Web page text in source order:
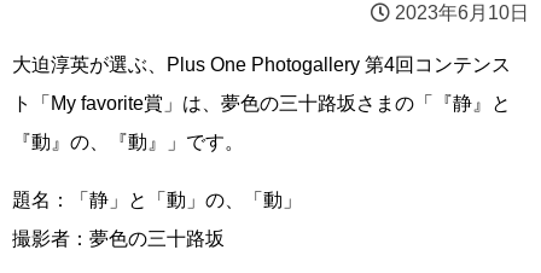
2023年6月10日
大迫淳英が選ぶ、Plus One Photogallery 第4回コンテンス
ト「My favorite賞」は、夢色の三十路坂さまの「『静』と
『動』の、『動』」です。
題名：「静」と「動」の、「動」
撮影者：夢色の三十路坂